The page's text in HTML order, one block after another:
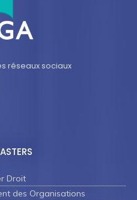
réseaux sociaux
Droit
des Organisations